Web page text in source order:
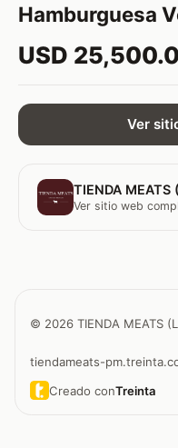
Hamburguesa
USD
Ver
TIENDA MEATS
Ver sitio web
© 2026 TIENDA MEATS
tiendameats-
Creado conTreinta